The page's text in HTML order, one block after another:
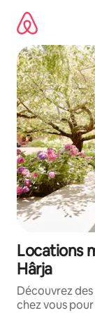
directement
contenu
Locations
Hârja
Découvrez
chez vous